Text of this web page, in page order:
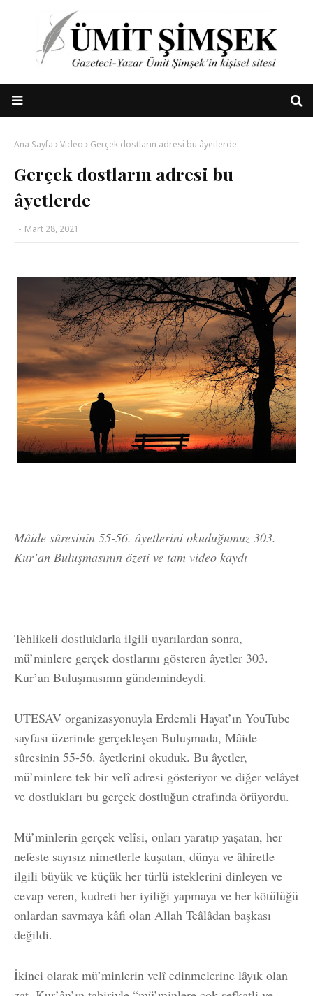
Ana Sayfa Video Gerçek dostların adresi bu âyetlerde
Gerçek dostların adresi bu
âyetlerde
- Mart 28, 2021
Mâide sûresinin 55-56. âyetlerini okuduğumuz 303.
Kur’an Buluşmasının özeti ve tam video kaydı
Tehlikeli dostluklarla ilgili uyarılardan sonra,
mü’minlere gerçek dostlarını gösteren âyetler 303.
Kur’an Buluşmasının gündemindeydi.
UTESAV organizasyonuyla Erdemli Hayat’ın YouTube
sayfası üzerinde gerçekleşen Buluşmada, Mâide
sûresinin 55-56. âyetlerini okuduk. Bu âyetler,
mü’minlere tek bir velî adresi gösteriyor ve diğer velâyet
ve dostlukları bu gerçek dostluğun etrafında örüyordu.
Mü’minlerin gerçek velîsi, onları yaratıp yaşatan, her
nefeste sayısız nimetlerle kuşatan, dünya ve âhiretle
ilgili büyük ve küçük her türlü isteklerini dinleyen ve
cevap veren, kudreti her iyiliği yapmaya ve her kötülüğü
onlardan savmaya kâfi olan Allah Teâlâdan başkası
değildi.
İkinci olarak mü’minlerin velî edinmelerine lâyık olan